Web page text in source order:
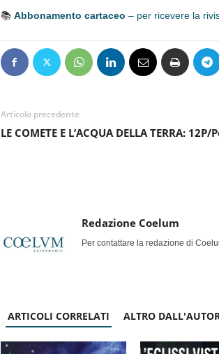
📚 Abbonamento cartaceo – per ricevere la
Articolo precedente
LE COMETE E L’ACQUA DELLA TERRA:
Redazione Coelum
Per contattare la redazione di
ARTICOLI CORRELATI ALTRO